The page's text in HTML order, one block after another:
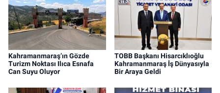
Kahramanmaraş’ın Gözde
Turizm Noktası Ilıca Esnafa
Can Suyu Oluyor
TOBB Başkanı Hisarcıklıoğlu
Kahramanmaraş İş Dünyasıyla
Bir Araya Geldi